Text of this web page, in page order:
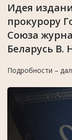
Идея
прокурору
Союза
Беларусь В.
Подробности –